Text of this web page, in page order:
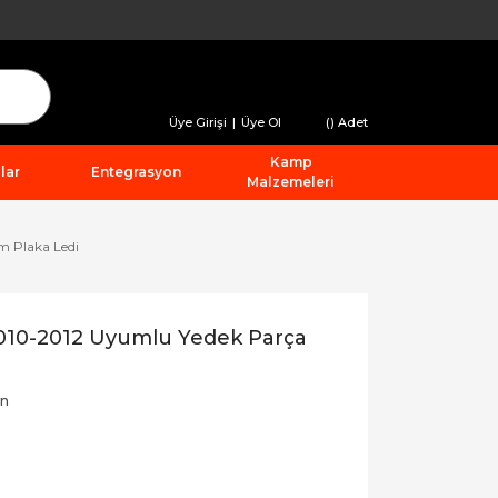
Üye Girişi | Üye Ol () Adet
Entegrasyon
Kamp
Malzemeleri
Plaka Ledi
2012 Uyumlu Yedek Parça